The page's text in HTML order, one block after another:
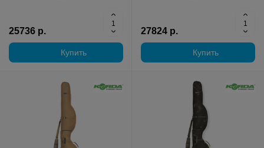
25736 р.
Купить
27824 р.
Купить